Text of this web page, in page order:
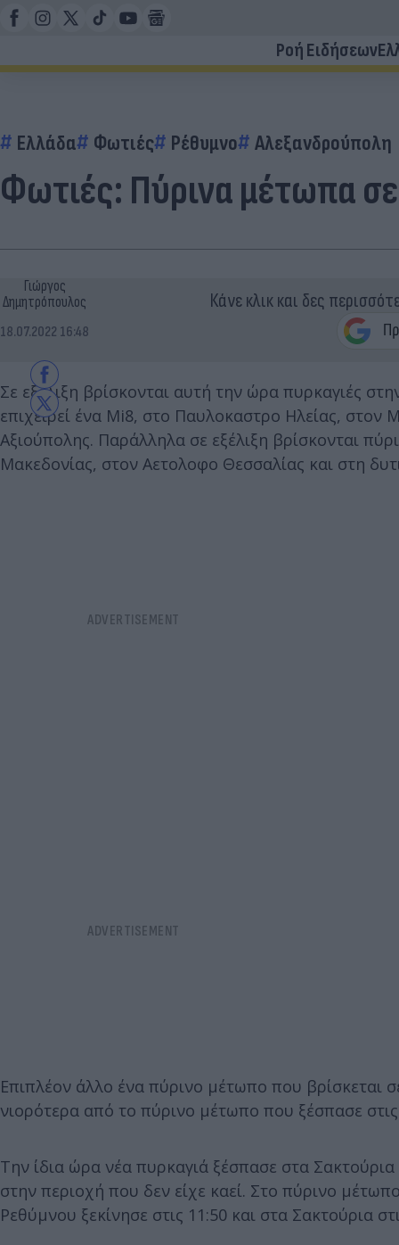
Ροή Ειδήσεων
Ελλάδα Φωτιές Ρέθυμνο Αλεξανδρούπολη
Φωτιές: Πύρινα μέτωπα
Γιώργος
Δημητρόπουλος
18.07.2022 16:48
Κάνε κλικ και δες
Σε εξέλιξη βρίσκονται αυτή την ώρα πυρκαγιές
επιχειρεί ένα Mi8, στο Παυλοκαστρο Ηλείας,
Αξιούπολης. Παράλληλα σε εξέλιξη βρίσκονται
Μακεδονίας, στον Αετολοφο Θεσσαλίας και στη
Επιπλέον άλλο ένα πύρινο μέτωπο που βρίσκεται
νιορότερα από το πύρινο μέτωπο που ξέσπασε στις
Την ίδια ώρα νέα πυρκαγιά ξέσπασε στα
στην περιοχή που δεν είχε καεί. Στο πύρινο
Ρεθύμνου ξεκίνησε στις 11:50 και στα Σακτούρια